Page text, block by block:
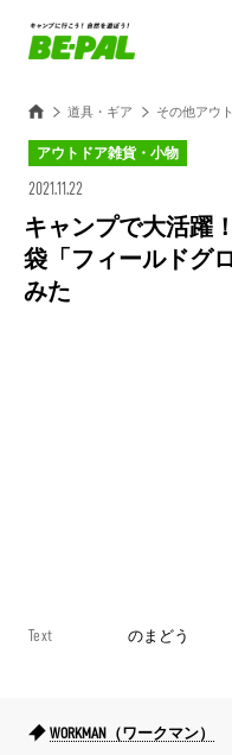
道具・ギア その他アウ
アウトドア雑貨・小物
2021.11.22
キャンプで大活躍
袋「フィールドグ
みた
Text のまどう
WORKMAN（ワークマン）